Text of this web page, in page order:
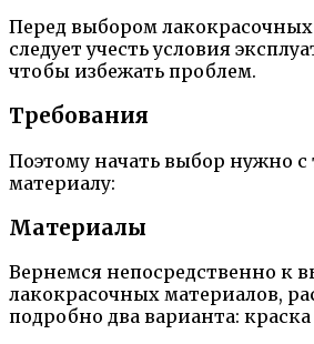
Перед выбором
следует учесть условия
чтобы избежать проблем.
Требования
Поэтому начать выбор нужно с
материалу:
Материалы
Вернемся непосредственно к
лакокрасочных материалов,
подробно два варианта: краска